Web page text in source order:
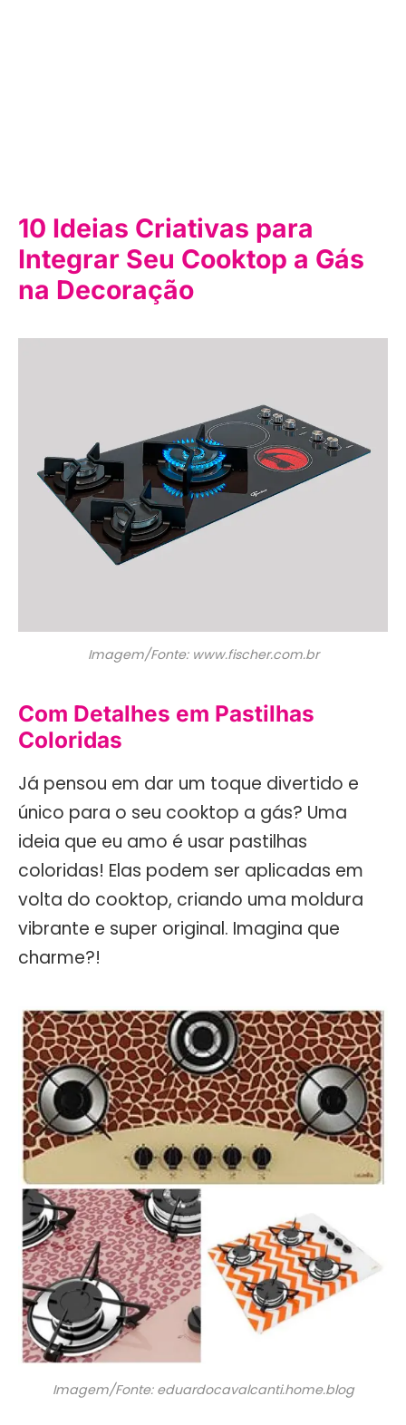
10 Ideias Criativas para
Integrar Seu Cooktop a Gás
na Decoração
Imagem/Fonte: www.fischer.com.br
Com Detalhes em Pastilhas
Coloridas
Já pensou em dar um toque divertido e
único para o seu cooktop a gás? Uma
ideia que eu amo é usar pastilhas
coloridas! Elas podem ser aplicadas em
volta do cooktop, criando uma moldura
vibrante e super original. Imagina que
charme?!
Imagem/Fonte: eduardocavalcanti.home.blog